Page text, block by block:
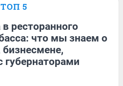
ТОП 5
ресторанного
что мы знаем о